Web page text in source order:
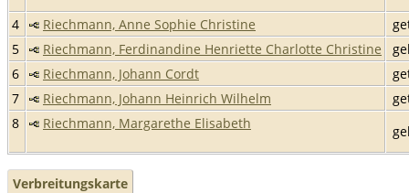
4
Riechmann, Anne Sophie Christine
5
Riechmann, Ferdinandine Henriette Charlotte Christine
6
Riechmann, Johann Cordt
7
Riechmann, Johann Heinrich Wilhelm
8
Riechmann, Margarethe Elisabeth
Verbreitungskarte